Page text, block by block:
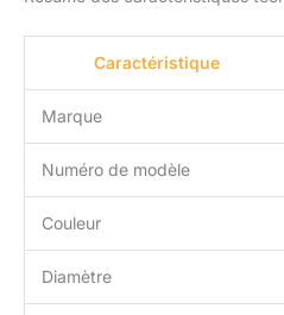
Caractéristique
Marque
Numéro de modèle
Couleur
Diamètre